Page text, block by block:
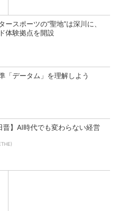
ースポーツの“聖地”は深川に、
体験拠点を開設
「データム」を理解しよう
晋】AI時代でも変わらない経営